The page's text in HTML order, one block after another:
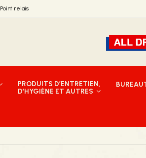
Point relais
PRODUITS D’ENTRETIEN,
D’HYGIÈNE ET AUTRES